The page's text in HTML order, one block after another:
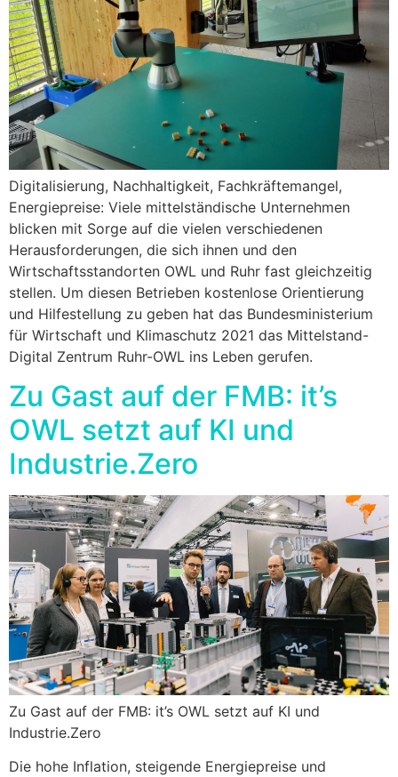
Digitalisierung, Nachhaltigkeit, Fachkräftemangel,
Energiepreise: Viele mittelständische Unternehmen
blicken mit Sorge auf die vielen verschiedenen
Herausforderungen, die sich ihnen und den
Wirtschaftsstandorten OWL und Ruhr fast gleichzeitig
stellen. Um diesen Betrieben kostenlose Orientierung
und Hilfestellung zu geben hat das Bundesministerium
für Wirtschaft und Klimaschutz 2021 das Mittelstand-
Digital Zentrum Ruhr-OWL ins Leben gerufen.
Zu Gast auf der FMB: it’s
OWL setzt auf KI und
Industrie.Zero
Zu Gast auf der FMB: it’s OWL setzt auf KI und
Industrie.Zero
Die hohe Inflation, steigende Energiepreise und